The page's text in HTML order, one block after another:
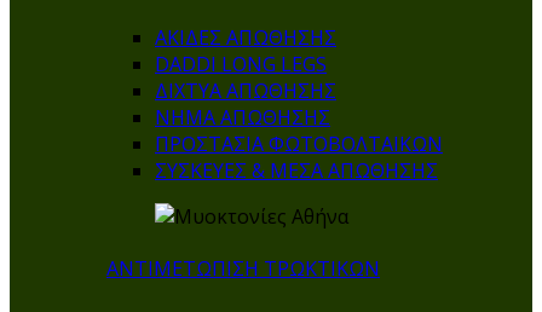
ΑΚΙΔΕΣ ΑΠΩΘΗΣΗΣ
DADDI LONG LEGS
ΔΙΧΤΥΑ ΑΠΩΘΗΣΗΣ
ΝΗΜΑ ΑΠΩΘΗΣΗΣ
ΠΡΟΣΤΑΣΙΑ ΦΩΤΟΒΟΛΤΑΙΚΩΝ
ΣΥΣΚΕΥΕΣ & ΜΕΣΑ ΑΠΩΘΗΣΗΣ
ΑΝΤΙΜΕΤΩΠΙΣΗ ΤΡΩΚΤΙΚΩΝ